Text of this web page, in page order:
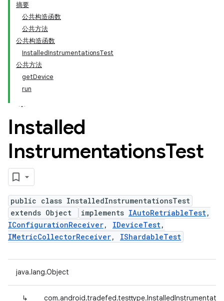
摘要
公共构造函数
公共方法
公共构造函数
InstalledInstrumentationsTest
公共方法
getDevice
run
Installed
InstrumentationsTest
public class InstalledInstrumentationsTest
extends Object
implements IAutoRetriableTest,
IConfigurationReceiver, IDeviceTest,
IMetricCollectorReceiver, IShardableTest
java.lang.Object
↳